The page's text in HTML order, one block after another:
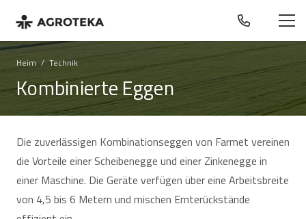
Heim / Technik
Kombinierte Eggen
Die zuverlässigen Kombinationseggen von Farmet vereinen
die Vorteile einer Scheibenegge und einer Zinkenegge in
einer Maschine. Die Geräte verfügen über eine Arbeitsbreite
von 4,5 bis 6 Metern und mischen Ernterückstände